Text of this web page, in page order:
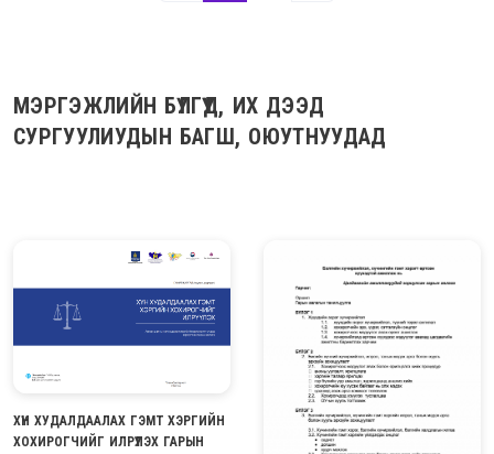
МЭРГЭЖЛИЙН БҮЛГҮҮД, ИХ ДЭЭД
СУРГУУЛИУДЫН БАГШ, ОЮУТНУУДАД
ХҮН ХУДАЛДААЛАХ ГЭМТ ХЭРГИЙН
ХОХИРОГЧИЙГ ИЛРҮҮЛЭХ ГАРЫН